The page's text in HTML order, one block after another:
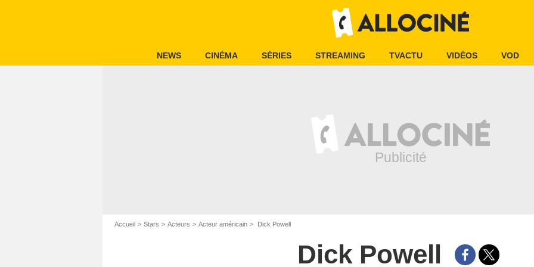
NEWS CINÉMA SÉRIES STREAMING TVACTU VIDÉOS VOD
Accueil Stars Acteurs Acteur américain Dick Powell
Dick Powell